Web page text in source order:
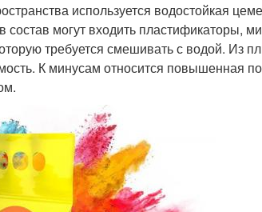
используется водостойкая
могут входить пластификаторы,
требуется смешивать с водой. Из
К минусам относится повышенная